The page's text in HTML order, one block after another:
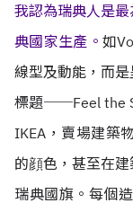
我認為瑞典人是
典國家生產。如
線型及動能，而
標題──Feel the
IKEA，賣場建築
的顔色，甚至在
瑞典國旗。每個